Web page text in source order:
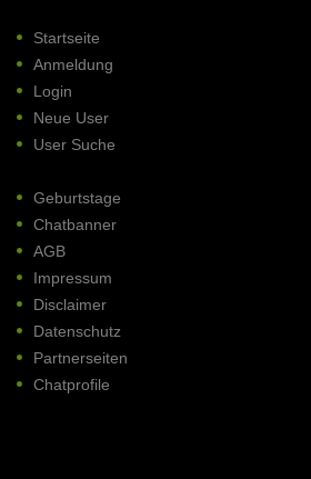
Startseite
Anmeldung
Login
Neue User
User Suche
Geburtstage
Chatbanner
AGB
Impressum
Disclaimer
Datenschutz
Partnerseiten
Chatprofile